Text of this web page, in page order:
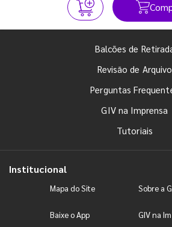
Balcões de
Revisão de Arquivo
Perguntas
GIV na Imprensa
Tutoriais
Institucional
Mapa do Site Sobre a
Baixe o App GIV na